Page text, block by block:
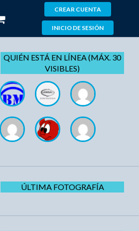
CREAR CUENTA
INICIO DE SESIÓN
QUIÉN ESTÁ EN LÍNEA (MÁX. 30
VISIBLES)
ÚLTIMA FOTOGRAFÍA